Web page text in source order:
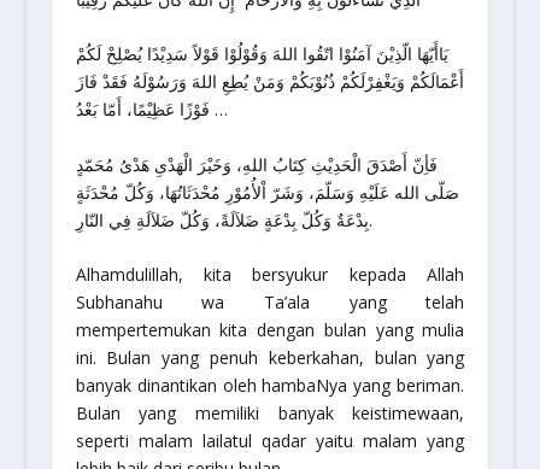
يَاأَيّهَا الّذِيْنَ آمَنُوْا اتّقُوا اللهَ وَقُوْلُوْا قَوْلاً سَدِيْدًا يُصْلِحْ لَكُمْ
أَعْمَالَكُمْ وَيَغْفِرْلَكُمْ ذُنُوْبَكُمْ وَمَنْ يُطِعِ اللهَ وَرَسُوْلَهُ فَقَدْ فَازَ
فَوْزًا عَظِيْمًا، أَمّا بَعْدُ …
فَأِنّ أَصْدَقَ الْحَدِيْثِ كِتَابُ اللهِ، وَخَيْرَ الْهَدْىِ هَدْىُ مُحَمّدٍ
صَلّى الله عَلَيْهِ وَسَلّمَ، وَشَرّ اْلأُمُوْرِ مُحْدَثَاتُهَا، وَكُلّ مُحْدَثَةٍ
بِدْعَةٌ وَكُلّ بِدْعَةٍ ضَلاَلَةً، وَكُلّ ضَلاَلَةِ فِي النّارِ.
Alhamdulillah, kita bersyukur kepada Allah
Subhanahu wa Ta’ala yang telah
mempertemukan kita dengan bulan yang mulia
ini. Bulan yang penuh keberkahan, bulan yang
banyak dinantikan oleh hambaNya yang beriman.
Bulan yang memiliki banyak keistimewaan,
seperti malam lailatul qadar yaitu malam yang